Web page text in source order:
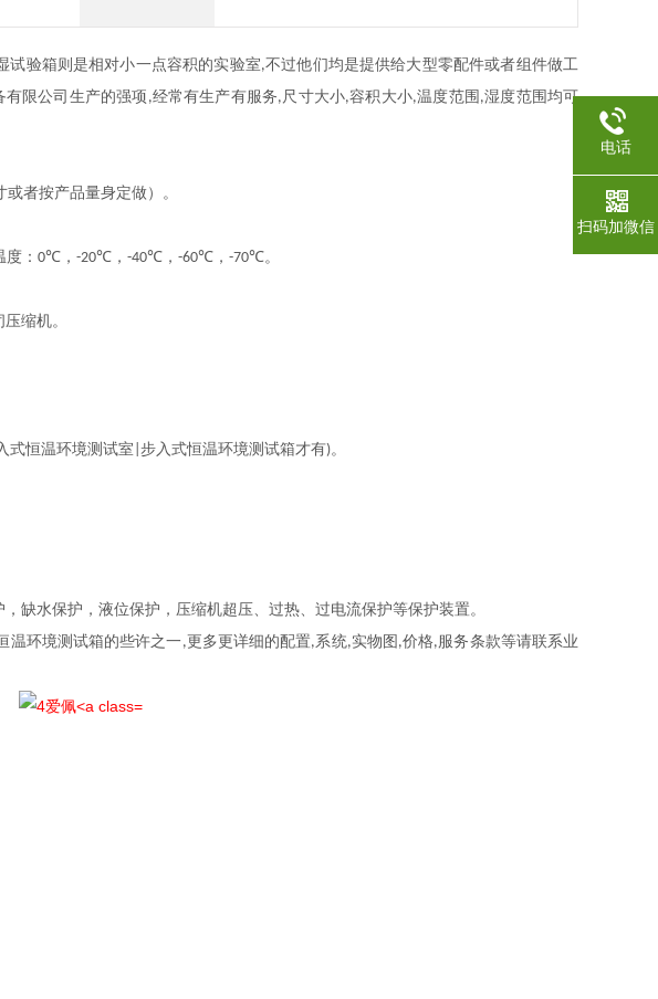
试验箱则是相对小一点容积的实验室,不过他们均是提供给大型零配件或者组件做工
有限公司生产的强项 ,经常有生产有服务, 尺寸大小,容积大小,温度范围 ,湿度范围均可
者按产品量身定做）。
度： 0℃， -20℃， -40℃， -60℃， -70℃。
缩机。
式恒温环境测试室 步入式恒温环境测试箱才有)。
缺水保护，液位保护，压缩机超压、过热、过电流保护等保护装置。
温环境测试箱的些许之一,更多更详细的配置,系统,实物图 ,价格,服务条款等请联系业
电话
扫码加微信